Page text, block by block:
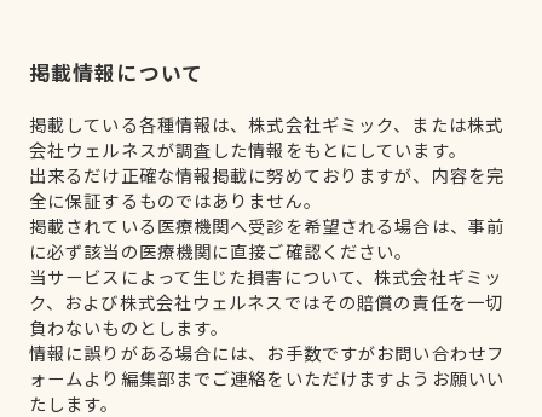
掲載情報について
掲載している各種情報は、株式会社ギミック、または株式
会社ウェルネスが調査した情報をもとにしています。
出来るだけ正確な情報掲載に努めておりますが、内容を完
全に保証するものではありません。
掲載されている医療機関へ受診を希望される場合は、事前
に必ず該当の医療機関に直接ご確認ください。
当サービスによって生じた損害について、株式会社ギミッ
ク、および株式会社ウェルネスではその賠償の責任を一切
負わないものとします。
情報に誤りがある場合には、お手数ですがお問い合わせフ
ォームより編集部までご連絡をいただけますようお願いい
たします。